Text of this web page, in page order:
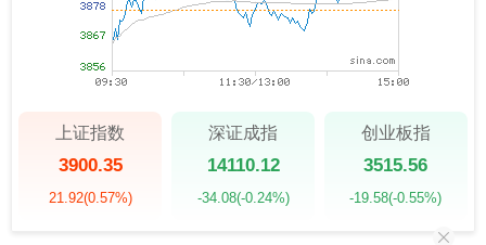
上证指数
3900.35
21.92(0.57%)
深证成指
14110.12
-34.08(-0.24%)
创业板指
3515.56
-19.58(-0.55%)